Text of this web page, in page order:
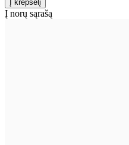
Į norų sąrašą